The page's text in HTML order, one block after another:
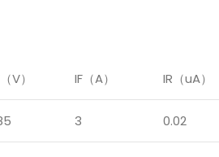
V） IF（A） IR（uA）
3 0.02